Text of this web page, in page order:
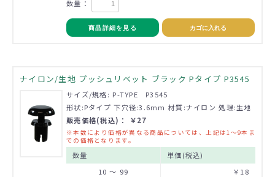
数量：
商品詳細を見る カゴに入れる
ナイロン/生地 プッシュリベット ブラック Pタイプ P3545
サイズ/規格: P-TYPE P3545
形状:Pタイプ 下穴径:3.6mm 材質:ナイロン 処理:生地
販売価格(税込)： ￥27
※本数により価格が異なる商品については、上記は1～9本ま
での価格となります。
数量
単価(税込)
10 ～ 99
￥18